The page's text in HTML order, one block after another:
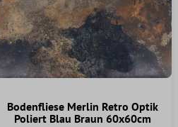
Bodenfliese Merlin Retro Optik
Poliert Blau Braun 60x60cm